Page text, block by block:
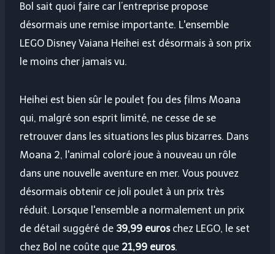
Bol sait quoi faire car l’entreprise propose
désormais une remise importante. L'ensemble
LEGO Disney Vaiana Heihei est désormais à son prix
le moins cher jamais vu.
Heihei est bien sûr le poulet fou des films Moana
qui, malgré son esprit limité, ne cesse de se
retrouver dans les situations les plus bizarres. Dans
Moana 2, l'animal coloré joue à nouveau un rôle
dans une nouvelle aventure en mer. Vous pouvez
désormais obtenir ce joli poulet à un prix très
réduit. Lorsque l'ensemble a normalement un prix
de détail suggéré de 39,99 euros chez LEGO, le set
chez Bol ne coûte que 21,99 euros.